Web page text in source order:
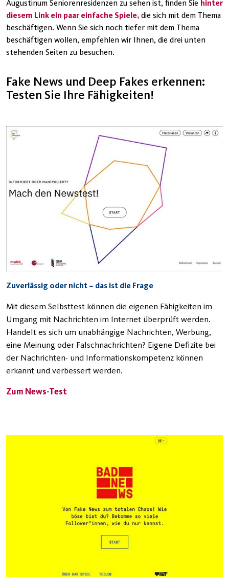
Augustinum Seniorenresidenzen zu sehen ist, finden Sie hinter
diesem Link ein paar einfache Spiele, die sich mit dem Thema
beschäftigen. Wenn Sie sich noch tiefer mit dem Thema
beschäftigen wollen, empfehlen wir Ihnen, die drei unten
stehenden Seiten zu besuchen.
Fake News und Deep Fakes erkennen:
Testen Sie Ihre Fähigkeiten!
Zuverlässig oder nicht – das ist die Frage
Mit diesem Selbsttest können die eigenen Fähigkeiten im
Umgang mit Nachrichten im Internet überprüft werden.
Handelt es sich um unabhängige Nachrichten, Werbung,
eine Meinung oder Falschnachrichten? Eigene Defizite bei
der Nachrichten- und Informationskompetenz können
erkannt und verbessert werden.
Zum News-Test